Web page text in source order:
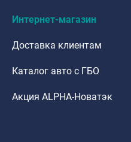
Интернет-магазин
Доставка клиентам
Каталог авто с ГБО
Акция ALPHA-Новатэк